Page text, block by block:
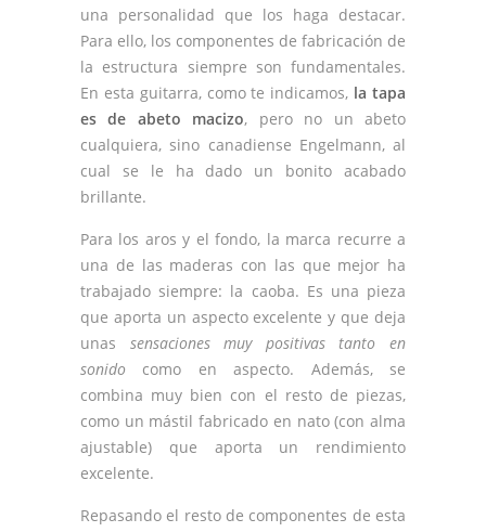
una personalidad que los haga destacar.
Para ello, los componentes de fabricación de
la estructura siempre son fundamentales.
En esta guitarra, como te indicamos, la tapa
es de abeto macizo, pero no un abeto
cualquiera, sino canadiense Engelmann, al
cual se le ha dado un bonito acabado
brillante.
Para los aros y el fondo, la marca recurre a
una de las maderas con las que mejor ha
trabajado siempre: la caoba. Es una pieza
que aporta un aspecto excelente y que deja
unas sensaciones muy positivas tanto en
sonido como en aspecto. Además, se
combina muy bien con el resto de piezas,
como un mástil fabricado en nato (con alma
ajustable) que aporta un rendimiento
excelente.
Repasando el resto de componentes de esta